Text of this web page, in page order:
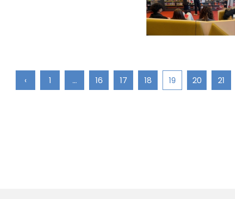
‹ 1 ... 16 17 18 19 20 21